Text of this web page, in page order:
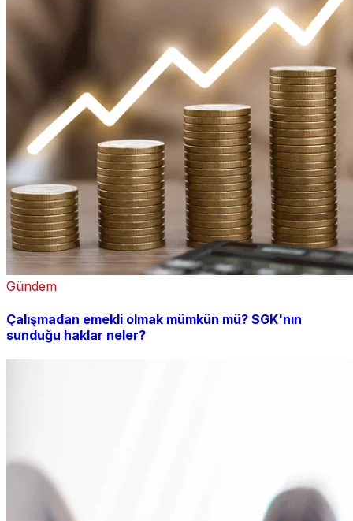
Gündem
Çalışmadan emekli olmak mümkün mü? SGK'nın
sunduğu haklar neler?